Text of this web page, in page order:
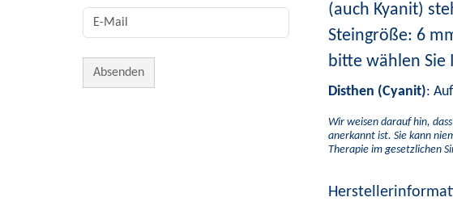
(auch Kyanit)
Steingröße: 6
bitte wählen Sie
Disthen (Cyanit):
Wir weisen darauf hin,
anerkannt ist. Sie kann
Therapie im gesetzlichen